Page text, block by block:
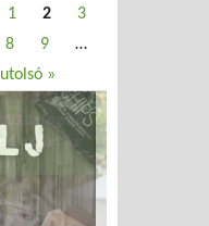
1 2
3
8 9
…
utolsó »